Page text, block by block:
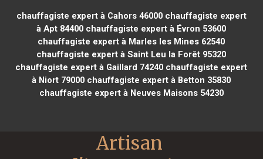
chauffagiste expert à Cahors 46000chauffagiste expert
à Apt 84400 chauffagiste expert à Évron 53600
chauffagiste expert à Marles les Mines 62540
chauffagiste expert à Saint Leu la Forêt 95320
chauffagiste expert à Gaillard 74240 chauffagiste expert
à Niort 79000 chauffagiste expert à Betton 35830
chauffagiste expert à Neuves Maisons 54230
Artisan